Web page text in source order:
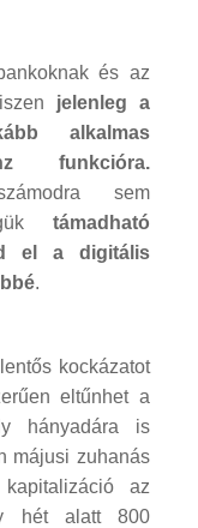
és az
jelenleg a
alkalmas
funkcióra.
sem
támadható
el a digitális
.
kockázatot
eltűnhet a
hányadára is
májusi zuhanás
az
hét alatt 800